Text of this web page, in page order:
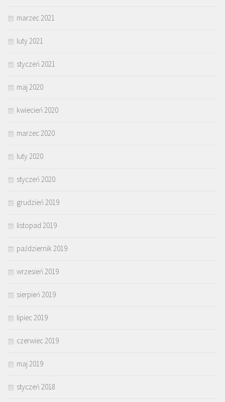
marzec 2021
luty 2021
styczeń 2021
maj 2020
kwiecień 2020
marzec 2020
luty 2020
styczeń 2020
grudzień 2019
listopad 2019
październik 2019
wrzesień 2019
sierpień 2019
lipiec 2019
czerwiec 2019
maj 2019
styczeń 2018